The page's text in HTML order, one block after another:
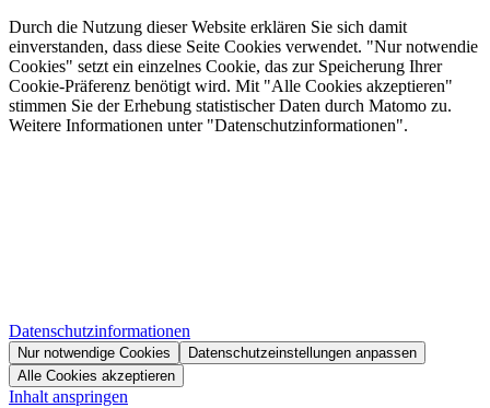
Durch die Nutzung dieser Website erklären Sie sich damit
einverstanden, dass diese Seite Cookies verwendet. "Nur notwendie
Cookies" setzt ein einzelnes Cookie, das zur Speicherung Ihrer
Cookie-Präferenz benötigt wird. Mit "Alle Cookies akzeptieren"
stimmen Sie der Erhebung statistischer Daten durch Matomo zu.
Weitere Informationen unter "Datenschutzinformationen".
Datenschutzinformationen
Nur notwendige Cookies
Datenschutzeinstellungen anpassen
Alle Cookies akzeptieren
Inhalt anspringen